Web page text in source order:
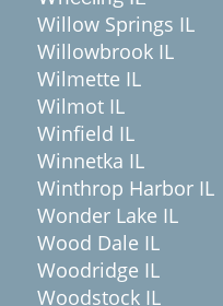
Willow Springs IL
Willowbrook IL
Wilmette IL
Wilmot IL
Winfield IL
Winnetka IL
Winthrop Harbor IL
Wonder Lake IL
Wood Dale IL
Woodridge IL
Woodstock IL